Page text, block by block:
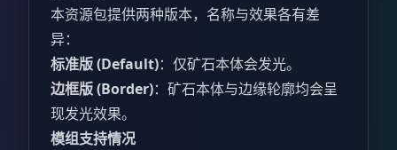
本资源包提供两种版本，名称与效果各有差
异：
标准版 (Default)：仅矿石本体会发光。
边框版 (Border)：矿石本体与边缘轮廓均会呈
现发光效果。
模组支持情况